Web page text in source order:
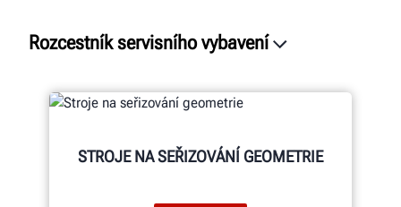
Rozcestník servisního vybavení
Sociální sítě
STROJE NA SEŘIZOVÁNÍ GEOMETRIE